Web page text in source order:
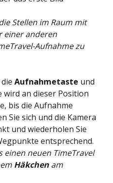
Stellen im Raum mit
einer anderen
Aufnahme zu
Aufnahmetaste und
wird an dieser Position
bis die Aufnahme
Sie sich und die Kamera
und wiederholen Sie
entsprechend.
einen neuen TimeTravel
Häkchen am